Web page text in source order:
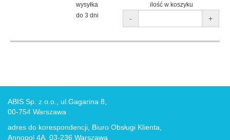
wysyłka
ilość w koszyku
do 3 dni
- +
ABIS Sp. z o.o., ul.Gagarina 8,
00-754 Warszawa
adres do korespondencji, Biuro Obsługi Klienta,
Annopol 4A, 03-236 Warszawa